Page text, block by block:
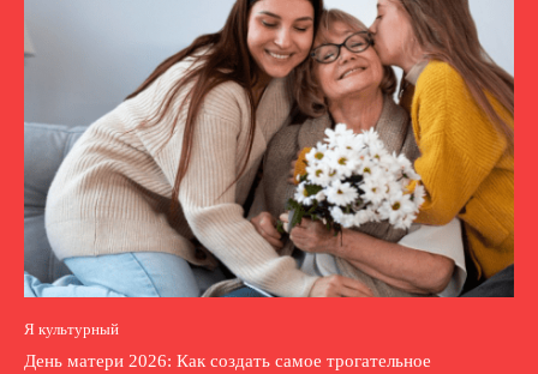
Я культурный
День матери 2026: Как создать самое трогательное